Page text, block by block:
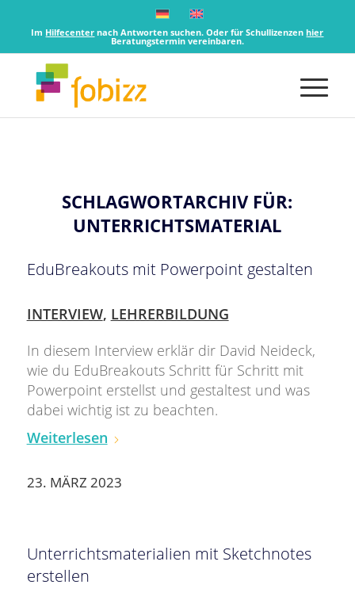
Im Hilfecenter nach Antworten suchen. Oder für Schullizenzenhier
Beratungstermin vereinbaren.
SCHLAGWORTARCHIV FÜR:
UNTERRICHTSMATERIAL
EduBreakouts mit Powerpoint gestalten
INTERVIEW, LEHRERBILDUNG
In diesem Interview erklär dir David Neideck,
wie du EduBreakouts Schritt für Schritt mit
Powerpoint erstellst und gestaltest und was
dabei wichtig ist zu beachten.
Weiterlesen
23. MÄRZ 2023
Unterrichtsmaterialien mit Sketchnotes
erstellen